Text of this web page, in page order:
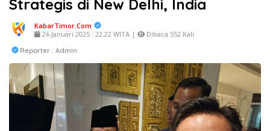
Strategis di New Delhi, India
KabarTimor.com
26 Januari 2025 : 22:22 WITA |
Dibaca 552 Kali
Reporter : Admin